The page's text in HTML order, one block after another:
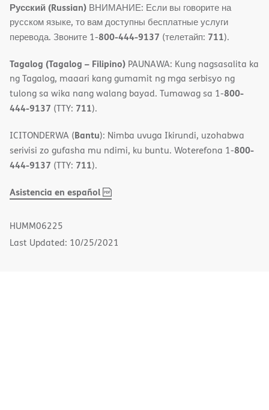
Русский (Russian) ВНИМАНИЕ: Если вы говорите на
русском языке, то вам доступны бесплатные услуги
перевода. Звоните 1-800-444-9137 (телетайп: 711).
Tagalog (Tagalog – Filipino) PAUNAWA: Kung nagsasalita ka
ng Tagalog, maaari kang gumamit ng mga serbisyo ng
tulong sa wika nang walang bayad. Tumawag sa 1-800-
444-9137 (TTY: 711).
ICITONDERWA (Bantu): Nimba uvuga Ikirundi, uzohabwa
serivisi zo gufasha mu ndimi, ku buntu. Woterefona 1-800-
444-9137 (TTY: 711).
Asistencia en español,
(opens
HUMM06225
Last Updated: 10/25/2021